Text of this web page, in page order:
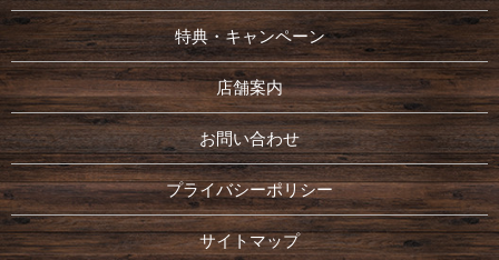
特典・キャンペーン
店舗案内
お問い合わせ
プライバシーポリシー
サイトマップ